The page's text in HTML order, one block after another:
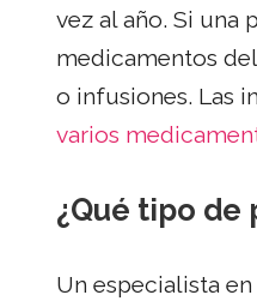
vez al año. Si una
medicamentos
o infusiones. Las
varios
¿Qué tipo de
Un especialista